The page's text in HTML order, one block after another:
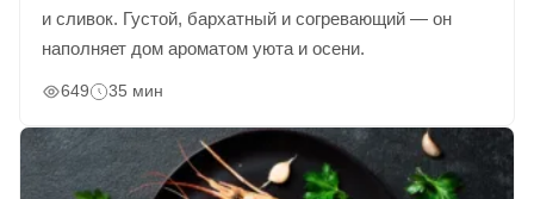
и сливок. Густой, бархатный и согревающий — он
наполняет дом ароматом уюта и осени.
649 35 мин